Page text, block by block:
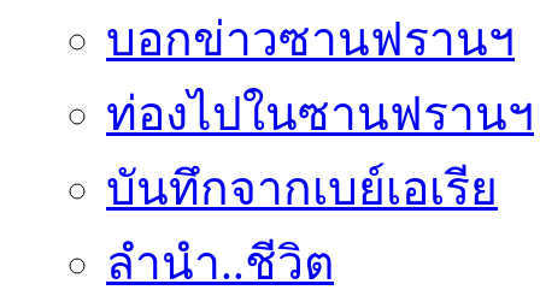
บอกข่าวซานฟรานฯ
ท่องไปในซานฟรานฯ
บันทึกจากเบย์เอเรีย
ลำนำ..ชีวิต